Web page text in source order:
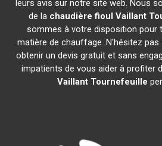
leurs avis sur notre site web. Nous
de la chaudière fioul Vaillant
sommes à votre disposition pour
matière de chauffage. N'hésitez
obtenir un devis gratuit et sans
impatients de vous aider à profiter
Vaillant Tournefeuille